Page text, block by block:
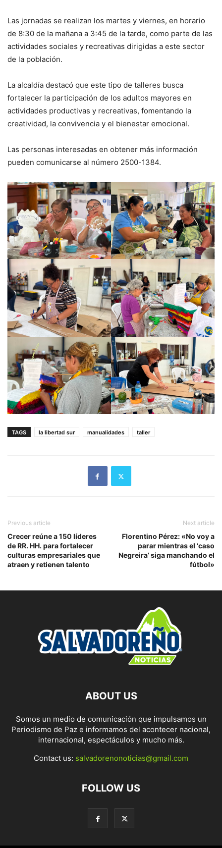
Las jornadas se realizan los martes y viernes, en horario
de 8:30 de la mañana a 3:45 de la tarde, como parte de las
actividades sociales y recreativas dirigidas a este sector
de la población.
La alcaldía destacó que este tipo de talleres busca
fortalecer la participación de los adultos mayores en
actividades productivas y recreativas, fomentando la
creatividad, la convivencia y el bienestar emocional.
Las personas interesadas en obtener más información
pueden comunicarse al número 2500-1384.
TAGS la libertad sur manualidades taller
Previous article
Crecer reúne a 150 líderes
de RR. HH. para fortalecer
culturas empresariales que
atraen y retienen talento
Next article
Florentino Pérez: «No voy a
parar mientras el ‘caso
Negreira’ siga manchando el
fútbol»
ABOUT US
Somos un medio de comunicación que impulsamos un
Periodismo de Paz e informamos del acontecer nacional,
internacional, espectáculos y mucho más.
Contact us: salvadorenonoticias@gmail.com
FOLLOW US